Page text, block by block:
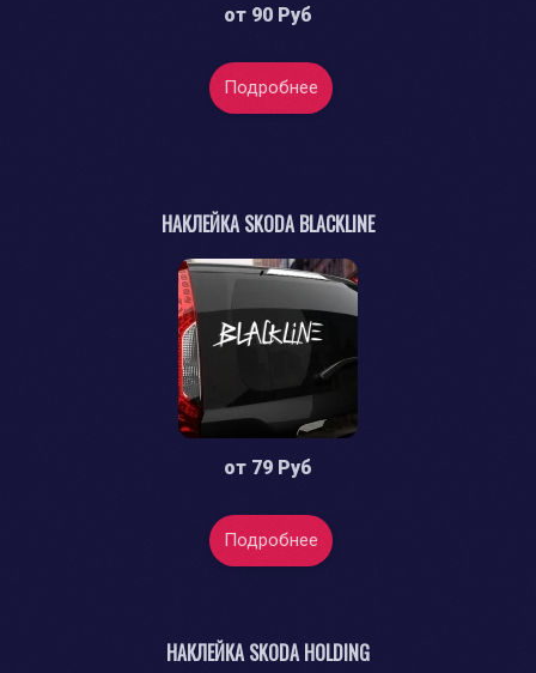
от 90 Руб
Подробнее
НАКЛЕЙКА SKODA BLACKLINE
от 79 Руб
Подробнее
НАКЛЕЙКА SKODA HOLDING